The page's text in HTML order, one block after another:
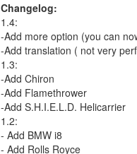
Changelog:
1.4:
-Add more option (you can
-Add translation ( not very
1.3:
-Add Chiron
-Add Flamethrower
-Add S.H.I.E.L.D. Helicarrier
1.2:
- Add BMW i8
- Add Rolls Royce